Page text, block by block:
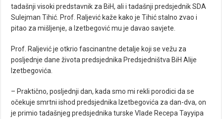
tadašnji visoki predstavnik za BiH, ali i tadašnji predsjednik SDA
Sulejman Tihić. Prof. Raljević kaže kako je Tihić stalno zvao i
pitao za mišljenje, a Izetbegović mu je davao savjete.
Prof. Raljević je otkrio fascinantne detalje koji se vežu za
posljednje dane života predsjednika Predsjedništva BiH Alije
Izetbegovića.
– Praktično, posljednji dan, kada smo mi rekli porodici da se
očekuje smrtni ishod predsjednika Izetbegovića za dan-dva, on
je primio tadašnjeg predsjednika turske Vlade Recepa Tayyipa